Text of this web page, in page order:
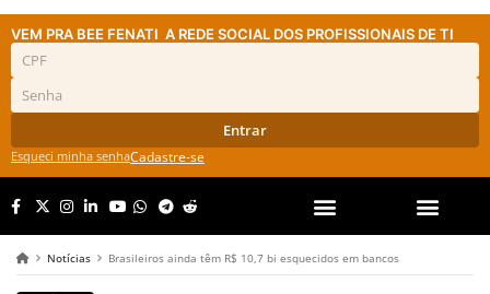
VEM PRA BEE FENATI A REDE SOCIAL DOS PROFISSIONAIS DE TI
Entrar
Esqueci minha senhaCadastre-se
Notícias Brasileiros ainda têm R$ 10,7 bi esquecidos em bancos